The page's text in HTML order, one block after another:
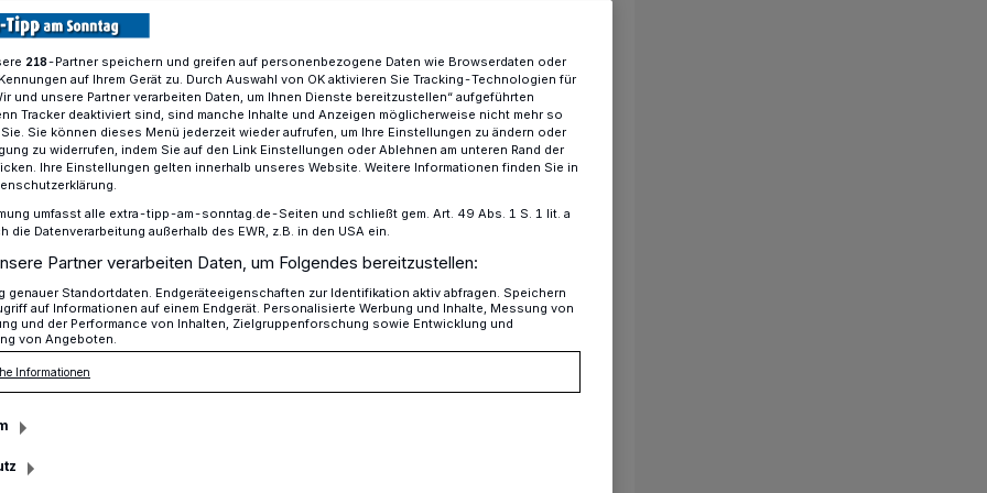
auf der Rennbahn Krefeld
kann
August verwandelt sich die Krefelder
größte Freiluftkino der Region.
218-Partner speichern und greifen auf personenbezogene Daten wie Browserdaten oder
auf Ihrem Gerät zu. Durch Auswahl von OK aktivieren Sie Tracking-Technologien für
und unsere Partner verarbeiten Daten, um Ihnen Dienste bereitzustellen“ aufgeführten
Tracker deaktiviert sind, sind manche Inhalte und Anzeigen möglicherweise nicht mehr so
Sie können dieses Menü jederzeit wieder aufrufen, um Ihre Einstellungen zu ändern oder
zu widerrufen, indem Sie auf den Link Einstellungen oder Ablehnen am unteren Rand der
Ihre Einstellungen gelten innerhalb unseres Website. Weitere Informationen finden Sie in
umfasst alle extra-tipp-am-sonntag.de-Seiten und schließt gem. Art. 49 Abs. 1 S. 1 lit. a
die Datenverarbeitung außerhalb des EWR, z.B. in den USA ein.
Partner verarbeiten Daten, um Folgendes bereitzustellen:
genauer Standortdaten. Endgeräteeigenschaften zur Identifikation aktiv abfragen. Speichern
auf Informationen auf einem Endgerät. Personalisierte Werbung und Inhalte, Messung von
und der Performance von Inhalten, Zielgruppenforschung sowie Entwicklung und
von Angeboten.
Informationen